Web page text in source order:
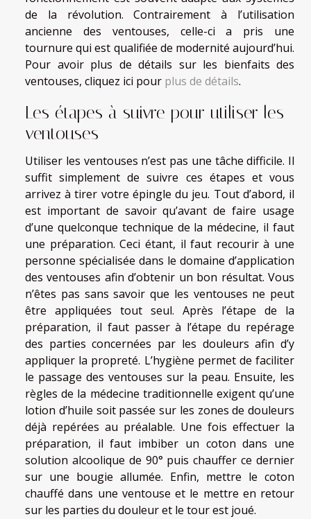
de la révolution. Contrairement à l’utilisation
ancienne des ventouses, celle-ci a pris une
tournure qui est qualifiée de modernité aujourd’hui.
Pour avoir plus de détails sur les bienfaits des
ventouses, cliquez ici pour plus de détails.
Les étapes à suivre pour utiliser les
ventouses
Utiliser les ventouses n’est pas une tâche difficile. Il
suffit simplement de suivre ces étapes et vous
arrivez à tirer votre épingle du jeu. Tout d’abord, il
est important de savoir qu’avant de faire usage
d’une quelconque technique de la médecine, il faut
une préparation. Ceci étant, il faut recourir à une
personne spécialisée dans le domaine d’application
des ventouses afin d’obtenir un bon résultat. Vous
n’êtes pas sans savoir que les ventouses ne peut
être appliquées tout seul. Après l’étape de la
préparation, il faut passer à l’étape du repérage
des parties concernées par les douleurs afin d’y
appliquer la propreté. L’hygiène permet de faciliter
le passage des ventouses sur la peau. Ensuite, les
règles de la médecine traditionnelle exigent qu’une
lotion d’huile soit passée sur les zones de douleurs
déjà repérées au préalable. Une fois effectuer la
préparation, il faut imbiber un coton dans une
solution alcoolique de 90° puis chauffer ce dernier
sur une bougie allumée. Enfin, mettre le coton
chauffé dans une ventouse et le mettre en retour
sur les parties du douleur et le tour est joué.